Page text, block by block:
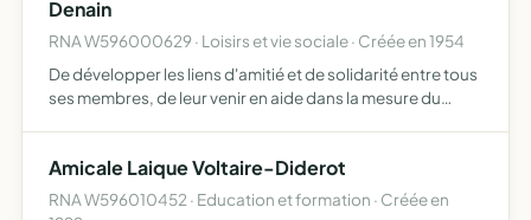
Denain
RNA W596000629 · Loisirs et vie sociale · Créée en 1954
De développer les liens d'amitié et de solidarité entre tous
ses membres, de leur venir en aide dans la mesure du
Amicale Laique Voltaire-Diderot
RNA W596010452 · Education et formation · Créée en